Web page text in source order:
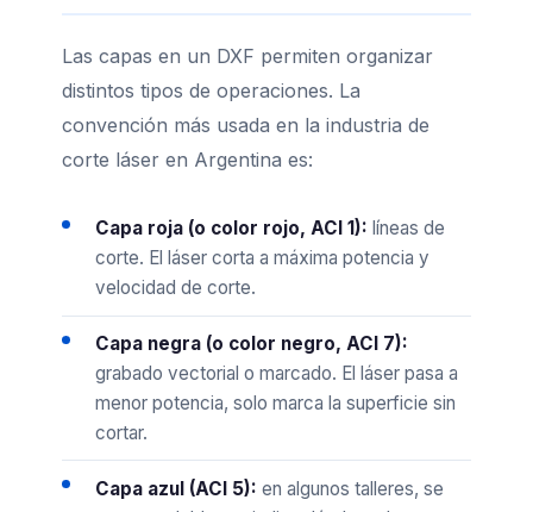
Las capas en un DXF permiten organizar
distintos tipos de operaciones. La
convención más usada en la industria de
corte láser en Argentina es:
Capa roja (o color rojo, ACI 1): líneas de
corte. El láser corta a máxima potencia y
velocidad de corte.
Capa negra (o color negro, ACI 7):
grabado vectorial o marcado. El láser pasa a
menor potencia, solo marca la superficie sin
cortar.
Capa azul (ACI 5): en algunos talleres, se